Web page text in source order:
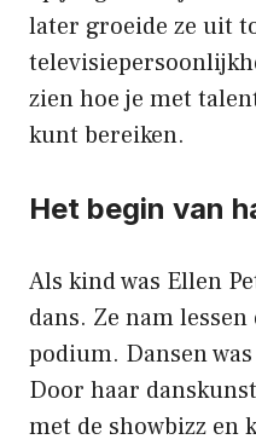
later groeide ze uit
zien hoe je met
kunt bereiken.
Het begin van
Als kind was Ellen
dans. Ze nam
podium. Dansen
Door haar
met de showbizz en